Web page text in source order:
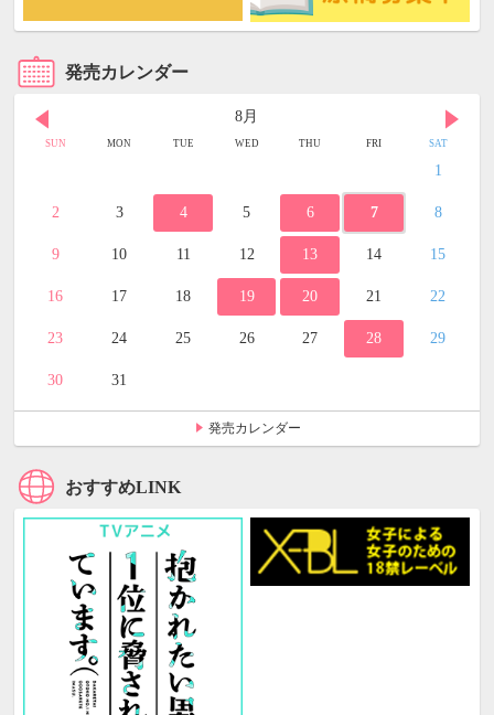
発売カレンダー
8月
SUN MON TUE WED THU FRI SAT
1
2 3 4 5 6 7 8
9 10 11 12 13 14 15
16 17 18 19 20 21 22
23 24 25 26 27 28 29
30 31
発売カレンダー
おすすめLINK